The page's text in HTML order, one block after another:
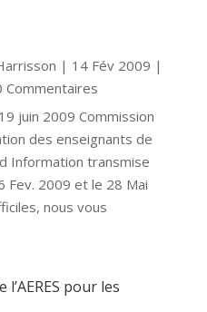
| 14 Fév 2009 |
Commentaires
juin 2009 Commission
des enseignants de
Information transmise
Fev. 2009 et le 28 Mai
nous vous
pour les